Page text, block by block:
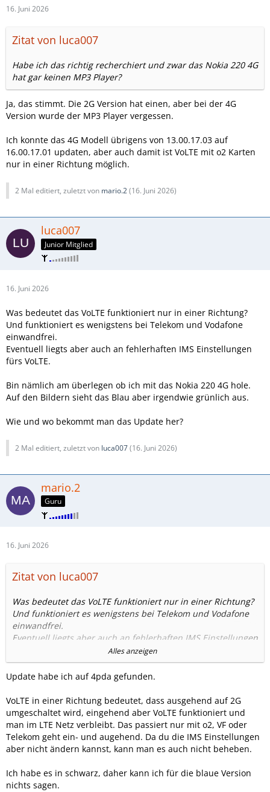
16. Juni 2026
Zitat von luca007
Habe ich das richtig recherchiert und zwar das Nokia 220 4G
hat gar keinen MP3 Player?
Ja, das stimmt. Die 2G Version hat einen, aber bei der 4G
Version wurde der MP3 Player vergessen.
Ich konnte das 4G Modell übrigens von 13.00.17.03 auf
16.00.17.01 updaten, aber auch damit ist VoLTE mit o2 Karten
nur in einer Richtung möglich.
2 Mal editiert, zuletzt von mario.2(16. Juni 2026)
luca007
Junior Mitglied
16. Juni 2026
Was bedeutet das VoLTE funktioniert nur in einer Richtung?
Und funktioniert es wenigstens bei Telekom und Vodafone
einwandfrei.
Eventuell liegts aber auch an fehlerhaften IMS Einstellungen
fürs VoLTE.
Bin nämlich am überlegen ob ich mit das Nokia 220 4G hole.
Auf den Bildern sieht das Blau aber irgendwie grünlich aus.
Wie und wo bekommt man das Update her?
2 Mal editiert, zuletzt von luca007(16. Juni 2026)
mario.2
Guru
16. Juni 2026
Zitat von luca007
Was bedeutet das VoLTE funktioniert nur in einer Richtung?
Und funktioniert es wenigstens bei Telekom und Vodafone
einwandfrei.
Eventuell liegts aber auch an fehlerhaften IMS Einstellungen
Bin nämlich am überlegen ob ich mit das Nokia 220 4G hole.
Wie und wo bekommt man das Update her?
Alles anzeigen
Update habe ich auf 4pda gefunden.
VoLTE in einer Richtung bedeutet, dass ausgehend auf 2G
umgeschaltet wird, eingehend aber VoLTE funktioniert und
man im LTE Netz verbleibt. Das passiert nur mit o2, VF oder
Telekom geht ein- und augehend. Da du die IMS Einstellungen
aber nicht ändern kannst, kann man es auch nicht beheben.
Ich habe es in schwarz, daher kann ich für die blaue Version
nichts sagen.